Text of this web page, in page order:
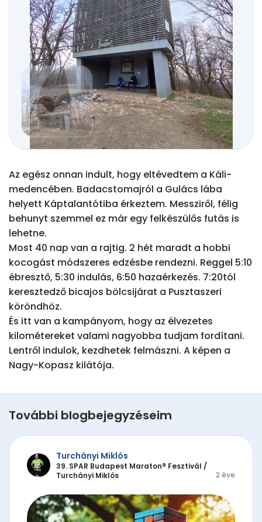
Az egész onnan indult, hogy eltévedtem a Káli-
medencében. Badacstomajról a Gulács lába
helyett Káptalantótiba érkeztem. Messziről, félig
behunyt szemmel ez már egy felkészülős futás is
lehetne.
Most 40 nap van a rajtig. 2 hét maradt a hobbi
kocogást módszeres edzésbe rendezni. Reggel 5:10
ébresztő, 5:30 indulás, 6:50 hazaérkezés. 7:20tól
keresztedző bicajos bölcsijárat a Pusztaszeri
köröndhöz.
És itt van a kampányom, hogy az élvezetes
kilométereket valami nagyobba tudjam fordítani.
Lentről indulok, kezdhetek felmászni. A képen a
Nagy-Kopasz kilátója.
További blogbejegyzéseim
Turchányi Miklós
39. SPAR Budapest Maraton® Fesztivál /
Turchányi Miklós
2 éve